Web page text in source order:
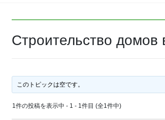
Строительство домов
このトピックは空です。
1件の投稿を表示中 - 1 - 1件目 (全1件中)